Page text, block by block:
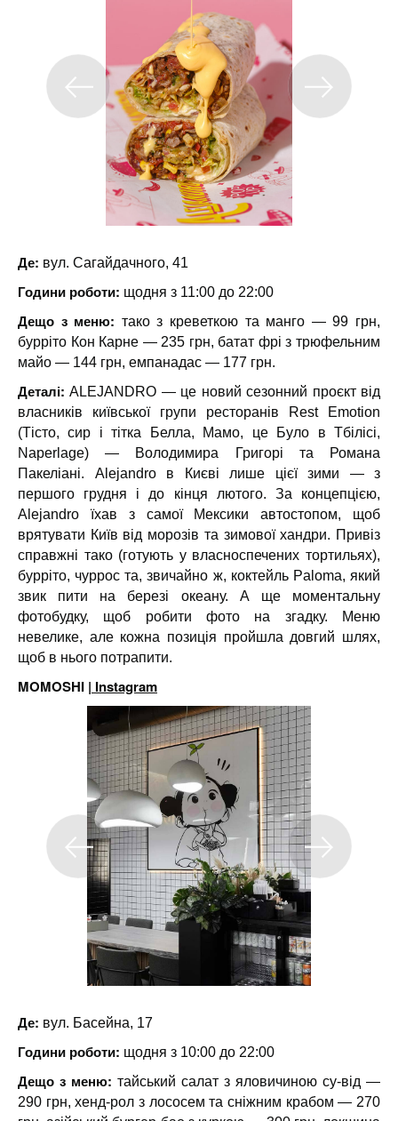
Де: вул. Сагайдачного, 41
Години роботи: щодня з 11:00 до 22:00
Дещо з меню: тако з креветкою та манго — 99 грн,
бурріто Кон Карне — 235 грн, батат фрі з трюфельним
майо — 144 грн, емпанадас — 177 грн.
Деталі:ALEJANDRO — це новий сезонний проєкт від
власників київської групи ресторанів Rest Emotion
(Тісто, сир і тітка Белла, Мамо, це Було в Тбілісі,
Naperlage) — Володимира Григорі та Романа
Пакеліані. Alejandro в Києві лише цієї зими — з
першого грудня і до кінця лютого. За концепцією,
Alejandro їхав з самої Мексики автостопом, щоб
врятувати Київ від морозів та зимової хандри. Привіз
справжні тако (готують у власноспечених тортильях),
бурріто, чуррос та, звичайно ж, коктейль Paloma, який
звик пити на березі океану. А ще моментальну
фотобудку, щоб робити фото на згадку. Меню
невелике, але кожна позиція пройшла довгий шлях,
щоб в нього потрапити.
MOMOSHI | Instagram
Де: вул. Басейна, 17
Години роботи: щодня з 10:00 до 22:00
Дещо з меню: тайський салат з яловичиною су-від —
290 грн, хенд-рол з лососем та сніжним крабом — 270